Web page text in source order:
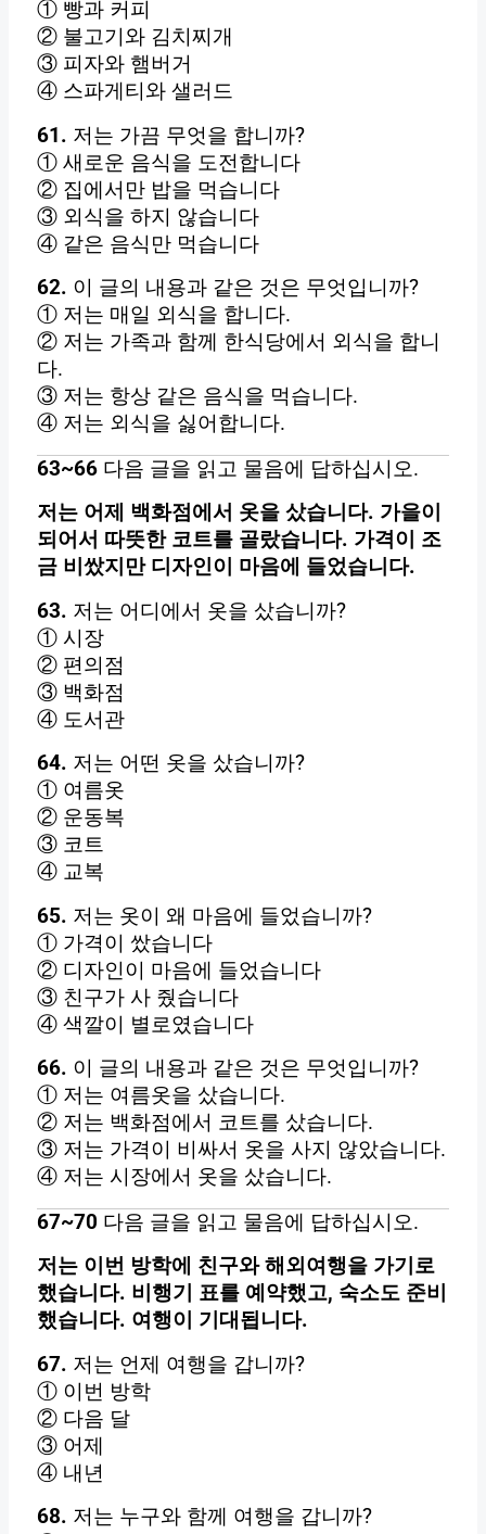
① 빵과 커피
② 불고기와 김치찌개
③ 피자와 햄버거
④ 스파게티와 샐러드
61. 저는 가끔 무엇을 합니까?
① 새로운 음식을 도전합니다
② 집에서만 밥을 먹습니다
③ 외식을 하지 않습니다
④ 같은 음식만 먹습니다
62. 이 글의 내용과 같은 것은 무엇입니까?
① 저는 매일 외식을 합니다.
② 저는 가족과 함께 한식당에서 외식을 합니
다.
③ 저는 항상 같은 음식을 먹습니다.
④ 저는 외식을 싫어합니다.
63~66다음 글을 읽고 물음에 답하십시오.
저는 어제 백화점에서 옷을 샀습니다. 가을이
되어서 따뜻한 코트를 골랐습니다. 가격이 조
금 비쌌지만 디자인이 마음에 들었습니다.
63. 저는 어디에서 옷을 샀습니까?
① 시장
② 편의점
③ 백화점
④ 도서관
64. 저는 어떤 옷을 샀습니까?
① 여름옷
② 운동복
③ 코트
④ 교복
65. 저는 옷이 왜 마음에 들었습니까?
① 가격이 쌌습니다
② 디자인이 마음에 들었습니다
③ 친구가 사 줬습니다
④ 색깔이 별로였습니다
66. 이 글의 내용과 같은 것은 무엇입니까?
① 저는 여름옷을 샀습니다.
② 저는 백화점에서 코트를 샀습니다.
③ 저는 가격이 비싸서 옷을 사지 않았습니다.
④ 저는 시장에서 옷을 샀습니다.
67~70 다음 글을 읽고 물음에 답하십시오.
저는 이번 방학에 친구와 해외여행을 가기로
했습니다. 비행기 표를 예약했고, 숙소도 준비
했습니다. 여행이 기대됩니다.
67. 저는 언제 여행을 갑니까?
① 이번 방학
② 다음 달
③ 어제
④ 내년
68. 저는 누구와 함께 여행을 갑니까?